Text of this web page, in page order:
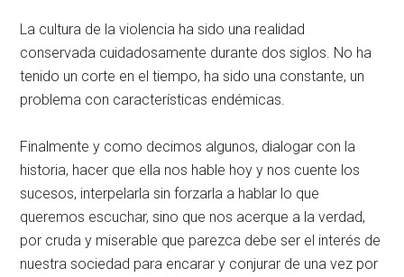
La cultura de la violencia ha sido una realidad
conservada cuidadosamente durante dos siglos. No ha
tenido un corte en el tiempo, ha sido una constante, un
problema con características endémicas.
Finalmente y como decimos algunos, dialogar con la
historia, hacer que ella nos hable hoy y nos cuente los
sucesos, interpelarla sin forzarla a hablar lo que
queremos escuchar, sino que nos acerque a la verdad,
por cruda y miserable que parezca debe ser el interés de
nuestra sociedad para encarar y conjurar de una vez por